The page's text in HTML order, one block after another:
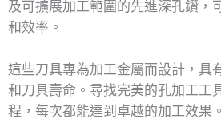
及可擴展加工範圍的先進深孔鑽，
和效率。
這些刀具專為加工金屬而設計，具
和刀具壽命。尋找完美的孔加工工
程，每次都能達到卓越的加工效果。